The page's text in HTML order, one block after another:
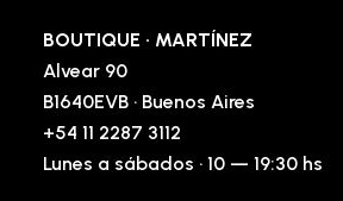
BOUTIQUE · MARTÍNEZ
Alvear 90
B1640EVB · Buenos Aires
+54 11 2287 3112
Lunes a sábados · 10 — 19:30 hs